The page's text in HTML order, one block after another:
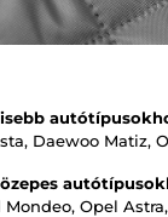
Daewoo Matiz,
Opel